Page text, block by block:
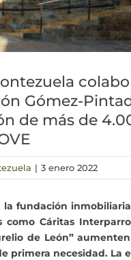
Gómez-
de más de
| 3 enero 2022
la fundación
como Cáritas
de León”
primera necesidad. La